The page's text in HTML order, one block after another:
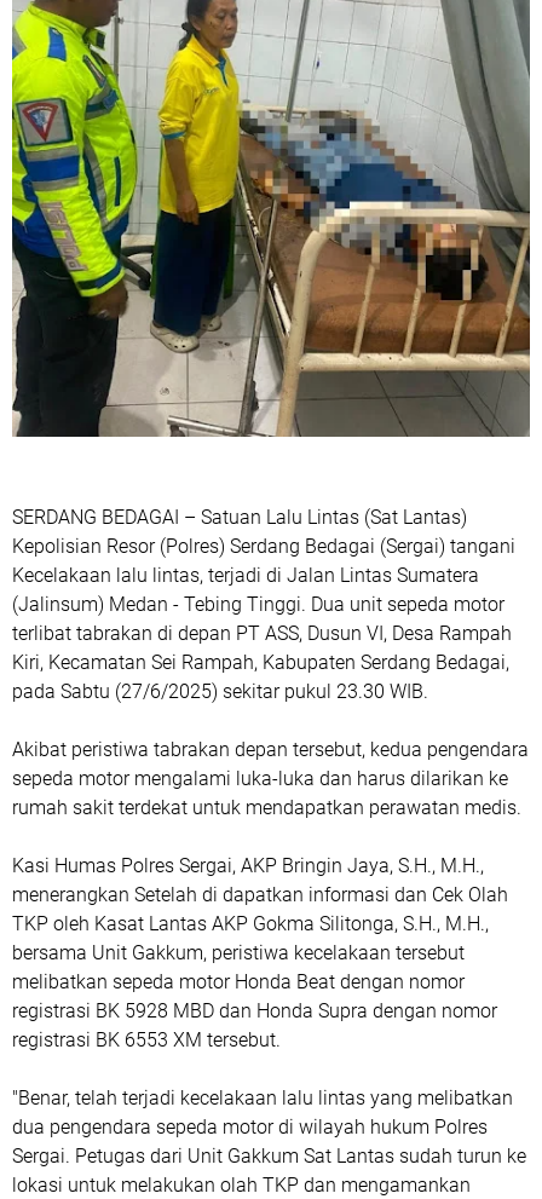
SERDANG BEDAGAI – Satuan Lalu Lintas (Sat Lantas)
Kepolisian Resor (Polres) Serdang Bedagai (Sergai) tangani
Kecelakaan lalu lintas, terjadi di Jalan Lintas Sumatera
(Jalinsum) Medan - Tebing Tinggi. Dua unit sepeda motor
terlibat tabrakan di depan PT ASS, Dusun VI, Desa Rampah
Kiri, Kecamatan Sei Rampah, Kabupaten Serdang Bedagai,
pada Sabtu (27/6/2025) sekitar pukul 23.30 WIB.
Akibat peristiwa tabrakan depan tersebut, kedua pengendara
sepeda motor mengalami luka-luka dan harus dilarikan ke
rumah sakit terdekat untuk mendapatkan perawatan medis.
Kasi Humas Polres Sergai, AKP Bringin Jaya, S.H., M.H.,
menerangkan Setelah di dapatkan informasi dan Cek Olah
TKP oleh Kasat Lantas AKP Gokma Silitonga, S.H., M.H.,
bersama Unit Gakkum, peristiwa kecelakaan tersebut
melibatkan sepeda motor Honda Beat dengan nomor
registrasi BK 5928 MBD dan Honda Supra dengan nomor
registrasi BK 6553 XM tersebut.
"Benar, telah terjadi kecelakaan lalu lintas yang melibatkan
dua pengendara sepeda motor di wilayah hukum Polres
Sergai. Petugas dari Unit Gakkum Sat Lantas sudah turun ke
lokasi untuk melakukan olah TKP dan mengamankan